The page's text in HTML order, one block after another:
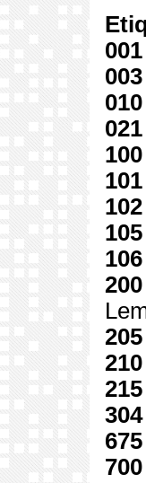
001
003
010
021
100
101
102
105
106
200
205
210
215
304
675
700